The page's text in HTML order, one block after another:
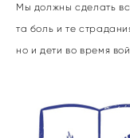
Мы должны сделать
та боль и те
но и дети во время